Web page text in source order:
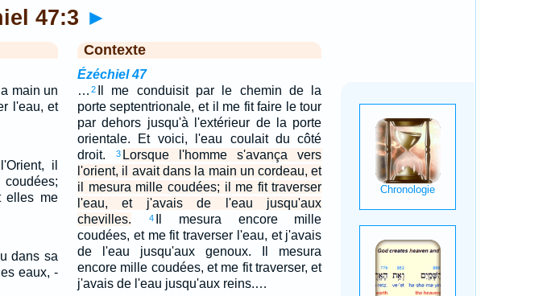
47:3 ►
main un
l'eau, et
il
elles me
dans sa
eaux, -
Contexte
Ézéchiel 47
… 2
Il me conduisit par le chemin de la
porte septentrionale, et il me fit faire le tour
par dehors jusqu'à l'extérieur de la porte
orientale. Et voici, l'eau coulait du côté
droit.
3 Lorsque l'homme s'avança vers
l'orient, il avait dans la main un cordeau, et
il mesura mille coudées; il me fit traverser
l'eau, et j'avais de l'eau jusqu'aux
chevilles.
4
Il mesura encore mille
coudées, et me fit traverser l'eau, et j'avais
de l'eau jusqu'aux genoux. Il mesura
encore mille coudées, et me fit traverser, et
j'avais de l'eau jusqu'aux reins.…